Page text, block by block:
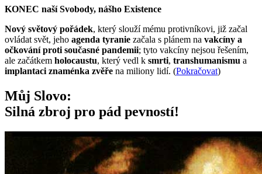
KONEC naší Svobody, nášho Existence
Nový světový pořádek, který slouží mému protivníkovi, již začal
ovládat svět, jeho agenda tyranie začala s plánem na vakcíny a
očkování proti současné pandemii; tyto vakcíny nejsou řešením,
ale začátkem holocaustu, který vedl k smrti, transhumanismu a
implantaci znaménka zvěře na miliony lidí. (Pokračovat)
Můj Slovo:
Silná zbroj pro pád pevností!